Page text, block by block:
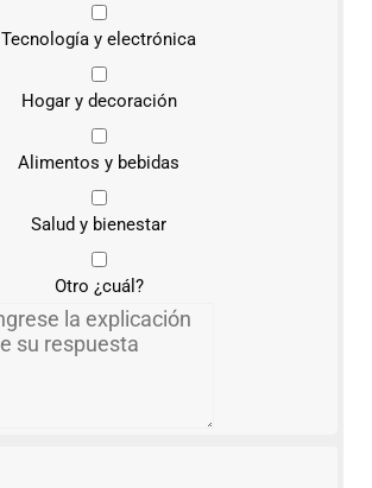
Tecnología y electrónica
Hogar y decoración
Alimentos y bebidas
Salud y bienestar
Otro ¿cuál?